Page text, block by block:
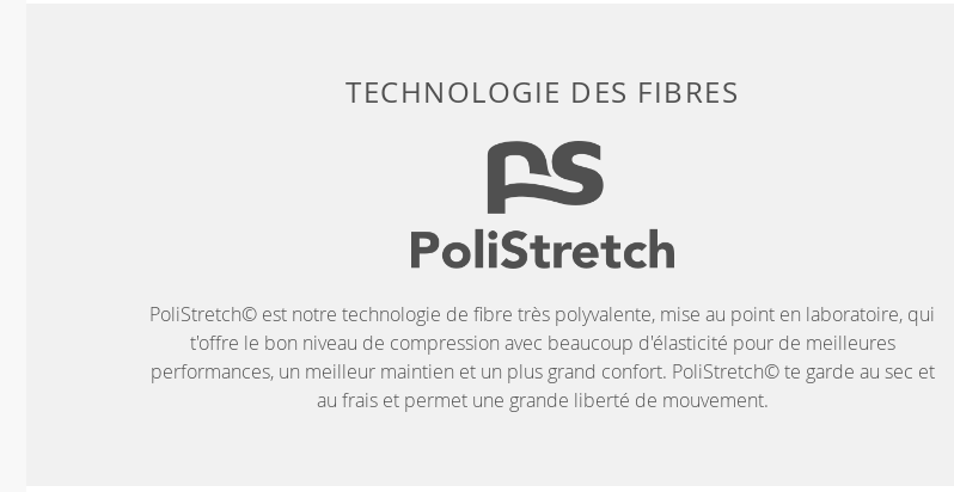
TECHNOLOGIE DES FIBRES
PoliStretch© est notre technologie de fibre très polyvalente, mise au point en laboratoire, qui
t'offre le bon niveau de compression avec beaucoup d'élasticité pour de meilleures
performances, un meilleur maintien et un plus grand confort. PoliStretch© te garde au sec et
au frais et permet une grande liberté de mouvement.